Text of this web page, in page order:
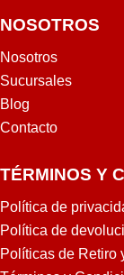
NOSOTROS
Nosotros
Sucursales
Blog
Contacto
TÉRMINOS Y
Política de
Política de
Políticas de Retiro